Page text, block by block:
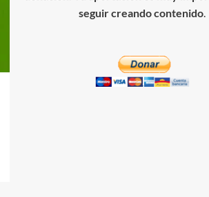
seguir creando contenido.